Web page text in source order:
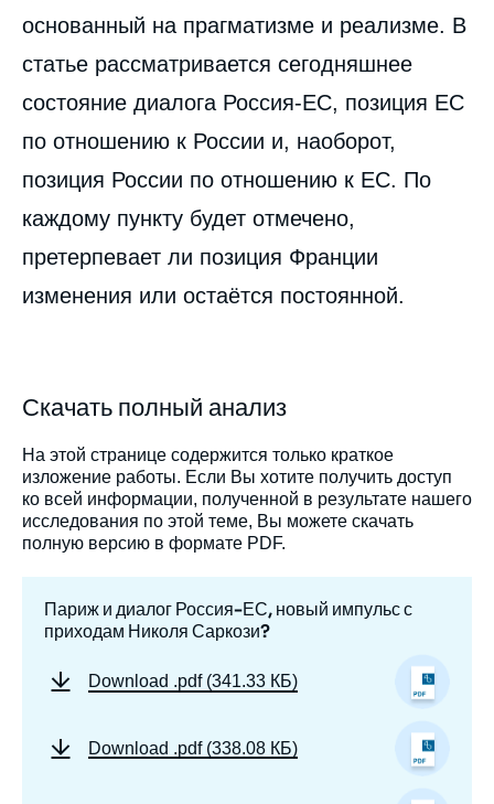
основанный на прагматизме и реализме. В
статье рассматривается сегодняшнее
состояние диалога Россия-ЕС, позиция ЕС
по отношению к России и, наоборот,
позиция России по отношению к ЕС. По
каждому пункту будет отмечено,
претерпевает ли позиция Франции
изменения или остаётся постоянной.
Скачать полный анализ
На этой странице содержится только краткое
изложение работы. Если Вы хотите получить доступ
ко всей информации, полученной в результате нашего
исследования по этой теме, Вы можете скачать
полную версию в формате PDF.
Париж и диалог Россия-ЕС, новый импульс с
приходам Николя Саркози?
Download .pdf (341.33 КБ)
Download .pdf (338.08 КБ)
Image
couverture
de
Россия-ЕС, новый импульс с приходам
Николя Саркози? », Статьи,
Russie.Eurasie.Visions, Ifri, 8 октября 2007.
Копировать